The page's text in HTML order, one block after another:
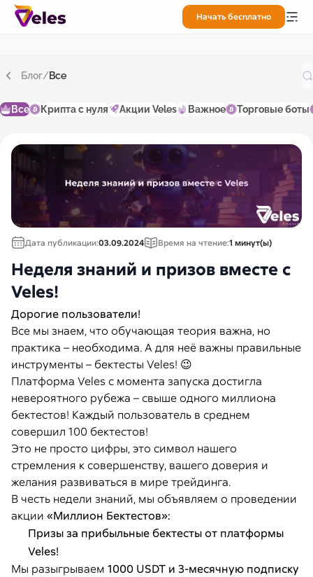
Начать бесплатно
Блог/Все
Все Крипта с нуля Акции Veles Важное Торговые боты
Дата публикации:03.09.2024 Время на чтение:1 минут(ы)
Неделя знаний и призов вместе с
Veles!
Дорогие пользователи!
Все мы знаем, что обучающая теория важна, но
практика – необходима. А для неё важны правильные
инструменты – бектесты Veles! 😉
Платформа Veles с момента запуска достигла
невероятного рубежа – свыше одного миллиона
бектестов! Каждый пользователь в среднем
совершил 100 бектестов!
Это не просто цифры, это символ нашего
стремления к совершенству, вашего доверия и
желания развиваться в мире трейдинга.
В честь недели знаний, мы объявляем о проведении
акции «Миллион Бектестов»:
Призы за прибыльные бектесты от платформы
Veles!
Мы разыгрываем 1000 USDT и 3-месячную подписку